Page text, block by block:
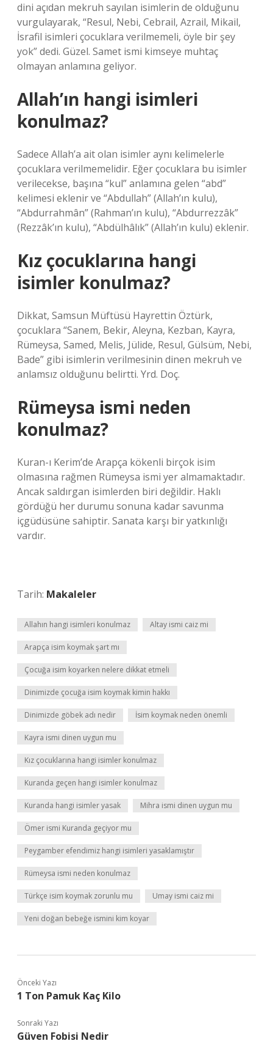
dini açıdan mekruh sayılan isimlerin de olduğunu
vurgulayarak, “Resul, Nebi, Cebrail, Azrail, Mikail,
İsrafil isimleri çocuklara verilmemeli, öyle bir şey
yok” dedi. Güzel. Samet ismi kimseye muhtaç
olmayan anlamına geliyor.
Allah’ın hangi isimleri
konulmaz?
Sadece Allah’a ait olan isimler aynı kelimelerle
çocuklara verilmemelidir. Eğer çocuklara bu isimler
verilecekse, başına “kul” anlamına gelen “abd”
kelimesi eklenir ve “Abdullah” (Allah’ın kulu),
“Abdurrahmân” (Rahman’ın kulu), “Abdurrezzâk”
(Rezzâk’ın kulu), “Abdülhâlık” (Allah’ın kulu) eklenir.
Kız çocuklarına hangi
isimler konulmaz?
Dikkat, Samsun Müftüsü Hayrettin Öztürk,
çocuklara “Sanem, Bekir, Aleyna, Kezban, Kayra,
Rümeysa, Samed, Melis, Jülide, Resul, Gülsüm, Nebi,
Bade” gibi isimlerin verilmesinin dinen mekruh ve
anlamsız olduğunu belirtti. Yrd. Doç.
Rümeysa ismi neden
konulmaz?
Kuran-ı Kerim’de Arapça kökenli birçok isim
olmasına rağmen Rümeysa ismi yer almamaktadır.
Ancak saldırgan isimlerden biri değildir. Haklı
gördüğü her durumu sonuna kadar savunma
içgüdüsüne sahiptir. Sanata karşı bir yatkınlığı
vardır.
Tarih: Makaleler
Allahın hangi isimleri konulmaz Altay ismi caiz mi
Arapça isim koymak şart mı
Çocuğa isim koyarken nelere dikkat etmeli
Dinimizde çocuğa isim koymak kimin hakkı
Dinimizde göbek adı nedir İsim koymak neden önemli
Kayra ismi dinen uygun mu
Kız çocuklarına hangi isimler konulmaz
Kuranda geçen hangi isimler konulmaz
Kuranda hangi isimler yasak Mihra ismi dinen uygun mu
Ömer ismi Kuranda geçiyor mu
Peygamber efendimiz hangi isimleri yasaklamıştır
Rümeysa ismi neden konulmaz
Türkçe isim koymak zorunlu mu Umay ismi caiz mi
Yeni doğan bebeğe ismini kim koyar
Önceki Yazı
1 Ton Pamuk Kaç Kilo
Sonraki Yazı
Güven Fobisi Nedir